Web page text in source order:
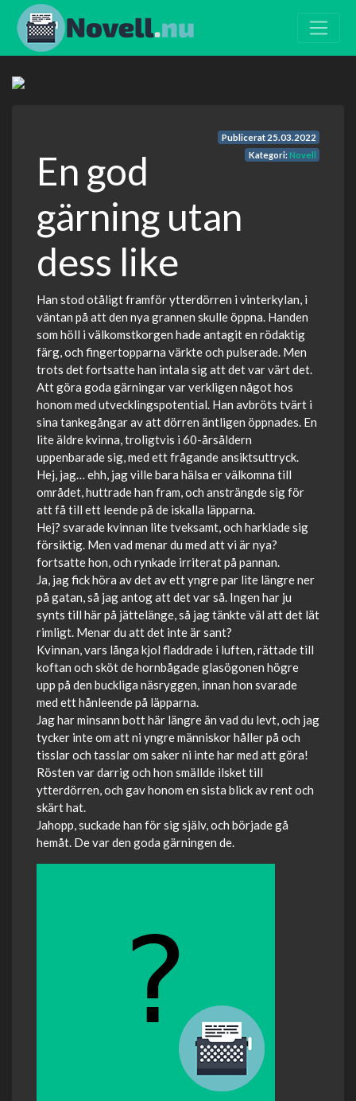
Publicerat 25.03.2022
Kategori:Novell
En god
gärning utan
dess like
Han stod otåligt framför ytterdörren i vinterkylan, i
väntan på att den nya grannen skulle öppna. Handen
som höll i välkomstkorgen hade antagit en rödaktig
färg, och fingertopparna värkte och pulserade. Men
trots det fortsatte han intala sig att det var värt det.
Att göra goda gärningar var verkligen något hos
honom med utvecklingspotential. Han avbröts tvärt i
sina tankegångar av att dörren äntligen öppnades. En
lite äldre kvinna, troligtvis i 60-årsåldern
uppenbarade sig, med ett frågande ansiktsuttryck.
Hej, jag… ehh, jag ville bara hälsa er välkomna till
området, huttrade han fram, och ansträngde sig för
att få till ett leende på de iskalla läpparna.
Hej? svarade kvinnan lite tveksamt, och harklade sig
försiktig. Men vad menar du med att vi är nya?
fortsatte hon, och rynkade irriterat på pannan.
Ja, jag fick höra av det av ett yngre par lite längre ner
på gatan, så jag antog att det var så. Ingen har ju
synts till här på jättelänge, så jag tänkte väl att det lät
rimligt. Menar du att det inte är sant?
Kvinnan, vars långa kjol fladdrade i luften, rättade till
koftan och sköt de hornbågade glasögonen högre
upp på den buckliga näsryggen, innan hon svarade
med ett hånleende på läpparna.
Jag har minsann bott här längre än vad du levt, och jag
tycker inte om att ni yngre människor håller på och
tisslar och tasslar om saker ni inte har med att göra!
Rösten var darrig och hon smällde ilsket till
ytterdörren, och gav honom en sista blick av rent och
skärt hat.
Jahopp, suckade han för sig själv, och började gå
hemåt. De var den goda gärningen de.